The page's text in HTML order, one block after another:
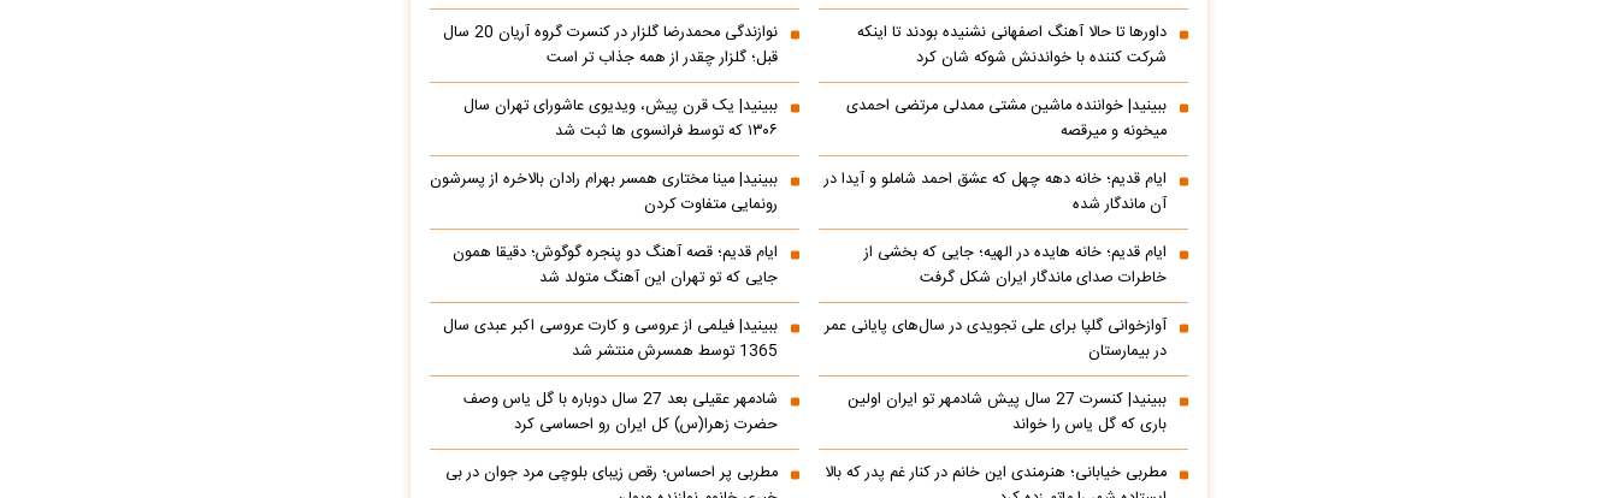
داورها تا حالا آهنگ اصفهانی نشنیده بودند تا اینکه
شرکت کننده با خواندنش شوکه شان کرد
نوازندگی محمدرضا گلزار در کنسرت گروه آریان 20 سال
قبل؛ گلزار چقدر از همه جذاب تر است
ببینید| خواننده ماشین مشتی ممدلی مرتضی احمدی
میخونه و میرقصه
ببینید| یک قرن پیش، ویدیوی عاشورای تهران سال
۱۳۰۶ که توسط فرانسوی ها ثبت شد
ایام قدیم؛ خانه دهه چهل که عشق احمد شاملو و آیدا در
آن ماندگار شده
ببینید| مینا مختاری همسر بهرام رادان بالاخره از پسرشون
رونمایی متفاوت کردن
ایام قدیم؛ خانه هایده در الهیه؛ جایی که بخشی از
خاطرات صدای ماندگار ایران شکل گرفت
ایام قدیم؛ قصه آهنگ دو پنجره گوگوش؛ دقیقا همون
جایی که تو تهران این آهنگ متولد شد
آوازخوانی گلپا برای علی تجویدی در سال‌های پایانی عمر
در بیمارستان
ببینید| فیلمی از عروسی و کارت عروسی اکبر عبدی سال
1365 توسط همسرش منتشر شد
ببینید| کنسرت 27 سال پیش شادمهر تو ایران اولین
باری که گل یاس را خواند
شادمهر عقیلی بعد 27 سال دوباره با گل یاس وصف
حضرت زهرا(س) کل ایران رو احساسی کرد
مطربی خیابانی؛ هنرمندی این خانم در کنار غم پدر که بالا
مطربی پر احساس؛ رقص زیبای بلوچی مرد جوان در بی